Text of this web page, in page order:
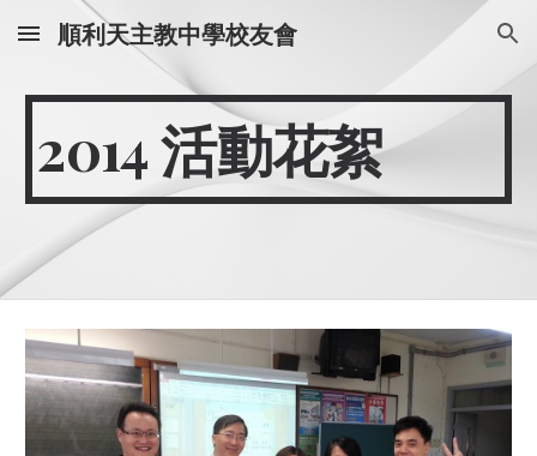
Skip to main content Skip to navigation
順利天主教中學校友會
2014 活動花絮